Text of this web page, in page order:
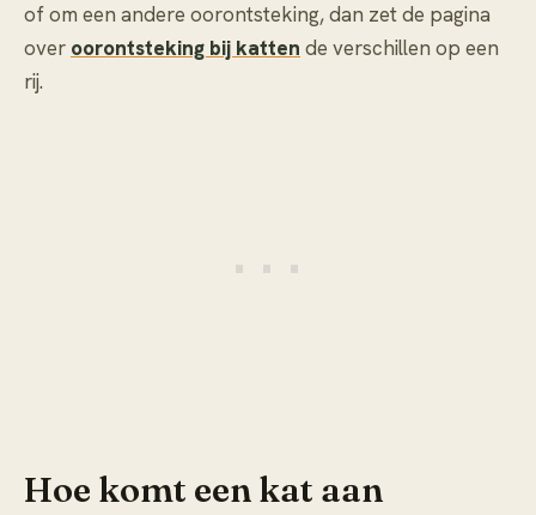
of om een andere oorontsteking, dan zet de pagina
over oorontsteking bij katten de verschillen op een
rij.
Hoe komt een kat aan